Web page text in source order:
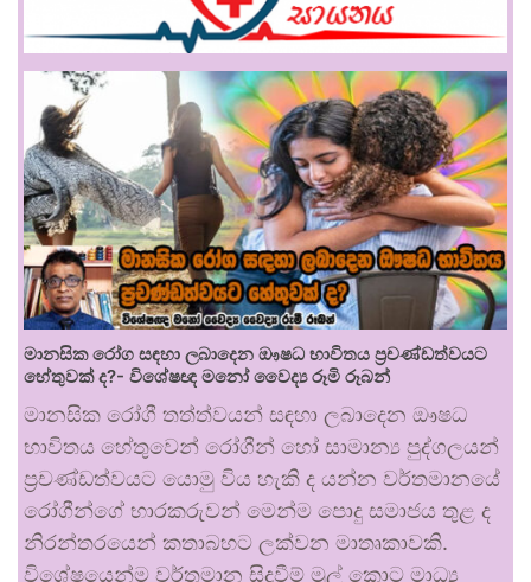
මානසික රෝග සඳහා ලබාදෙන ඖෂධ භාවිතය ප්‍රචණ්ඩත්වයට
හේතුවක් ද?- විශේෂඥ මනෝ වෛද්‍ය රූමි රූබන්
මානසික රෝගී තත්ත්වයන් සඳහා ලබාදෙන ඖෂධ
භාවිතය හේතුවෙන් රෝගීන් හෝ සාමාන්‍ය පුද්ගලයන්
ප්‍රචණ්ඩත්වයට යොමු විය හැකි ද යන්න වර්තමානයේ
රෝගීන්ගේ භාරකරුවන් මෙන්ම පොදු සමාජය තුළ ද
නිරන්තරයෙන් කතාබහට ලක්වන මාතෘකාවකි.
විශේෂයෙන්ම වර්තමාන සිදුවීම් මුල් කොට මාධ්‍ය